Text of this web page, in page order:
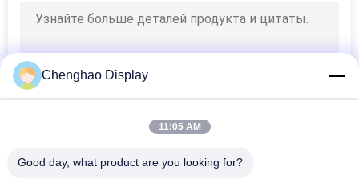
Chenghao Display
11:05 AM
Good day, what product are you looking for?